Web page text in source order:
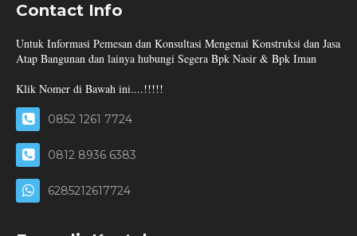
Contact Info
Untuk Informasi Pemesan dan Konsultasi Mengenai Konstruksi dan Jasa
Atap Bangunan dan lainya hubungi Segera Bpk Nasir & Bpk Iman
Klik Nomer di Bawah ini....!!!!!
0852 1261 7724
0812 8936 6383
6285212617724